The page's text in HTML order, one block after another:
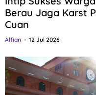
Berau Jaga Karst
Cuan
Alfian 12 Jul 2026